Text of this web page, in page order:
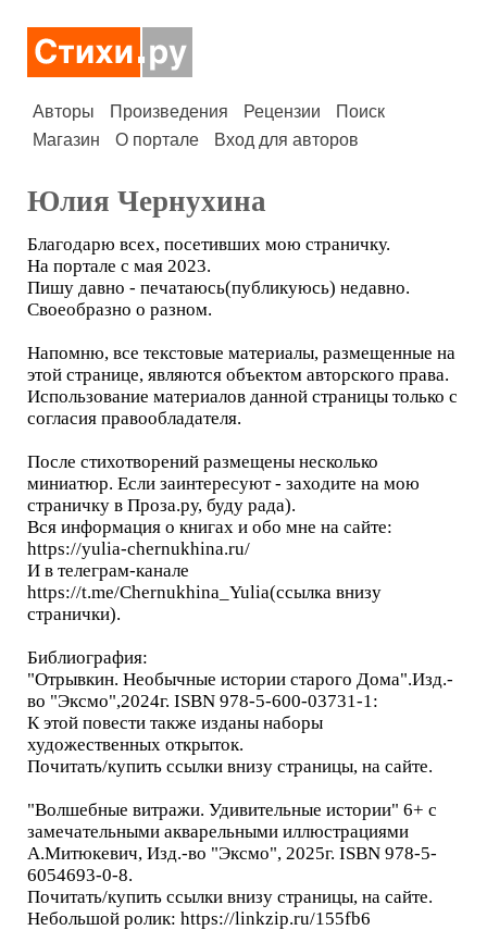
Авторы Произведения Рецензии
Поиск
Магазин
О портале Вход для авторов
Юлия Чернухина
Благодарю всех, посетивших мою страничку.
На портале с мая 2023.
Пишу давно - печатаюсь(публикуюсь) недавно.
Своеобразно о разном.
Напомню, все текстовые материалы, размещенные на
этой странице, являются объектом авторского права.
Использование материалов данной страницы только с
согласия правообладателя.
После стихотворений размещены несколько
миниатюр. Если заинтересуют - заходите на мою
страничку в Проза.ру, буду рада).
Вся информация о книгах и обо мне на сайте:
https://yulia-chernukhina.ru/
И в телеграм-канале
https://t.me/Chernukhina_Yulia(ссылка внизу
странички).
Библиография:
"Отрывкин. Необычные истории старого Дома".Изд.-
во "Эксмо",2024г. ISBN 978-5-600-03731-1:
К этой повести также изданы наборы
художественных открыток.
Почитать/купить ссылки внизу страницы, на сайте.
"Волшебные витражи. Удивительные истории" 6+ с
замечательными акварельными иллюстрациями
А.Митюкевич, Изд.-во "Эксмо", 2025г. ISBN 978-5-
6054693-0-8.
Почитать/купить ссылки внизу страницы, на сайте.
Небольшой ролик: https://linkzip.ru/155fb6